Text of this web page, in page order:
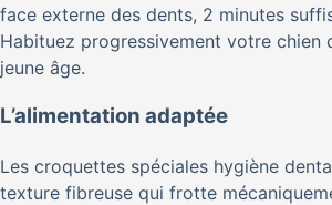
face externe des dents, 2 minutes
Habituez progressivement votre chien
jeune âge.
L’alimentation adaptée
Les croquettes spéciales hygiène
texture fibreuse qui frotte